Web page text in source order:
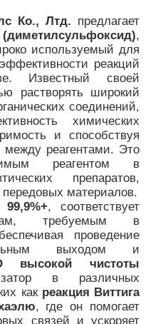
Ко., Лтд. предлагает
,
используемый для
реакций
Известный своей
растворять широкий
соединений,
химических
и способствуя
реагентами. Это
реагентом в
препаратов,
передовых материалов.
99,9%+, соответствует
требуемым в
проведение
выходом и
высокой чистоты
в различных
как реакция Виттига
, где он помогает
связей и ускоряет